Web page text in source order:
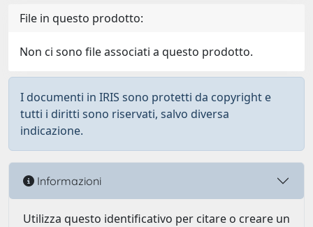
File in questo prodotto:
Non ci sono file associati a questo prodotto.
I documenti in IRIS sono protetti da copyright e
tutti i diritti sono riservati, salvo diversa
indicazione.
Informazioni
Utilizza questo identificativo per citare o creare un